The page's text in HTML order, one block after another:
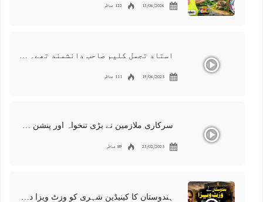
13/06/2026 122 مناظر
استاد تجمل کلیم صاحب دانشمند تھے۔ ایک عظیم دوست، معروف شاعر اور گلوکار۔ ہمیں اس کی کمی محسوس ہوتی ہے
19/06/2025 111 مناظر
سرکاری ملازمین نے بڑی تنخواہ اور پنشن میں کٹوتیوں کو مسترد کر دیا | دارالحکومت میں احتجاجی مظاہرہ اردو کینیڈا
23/02/2025 89 مناظر